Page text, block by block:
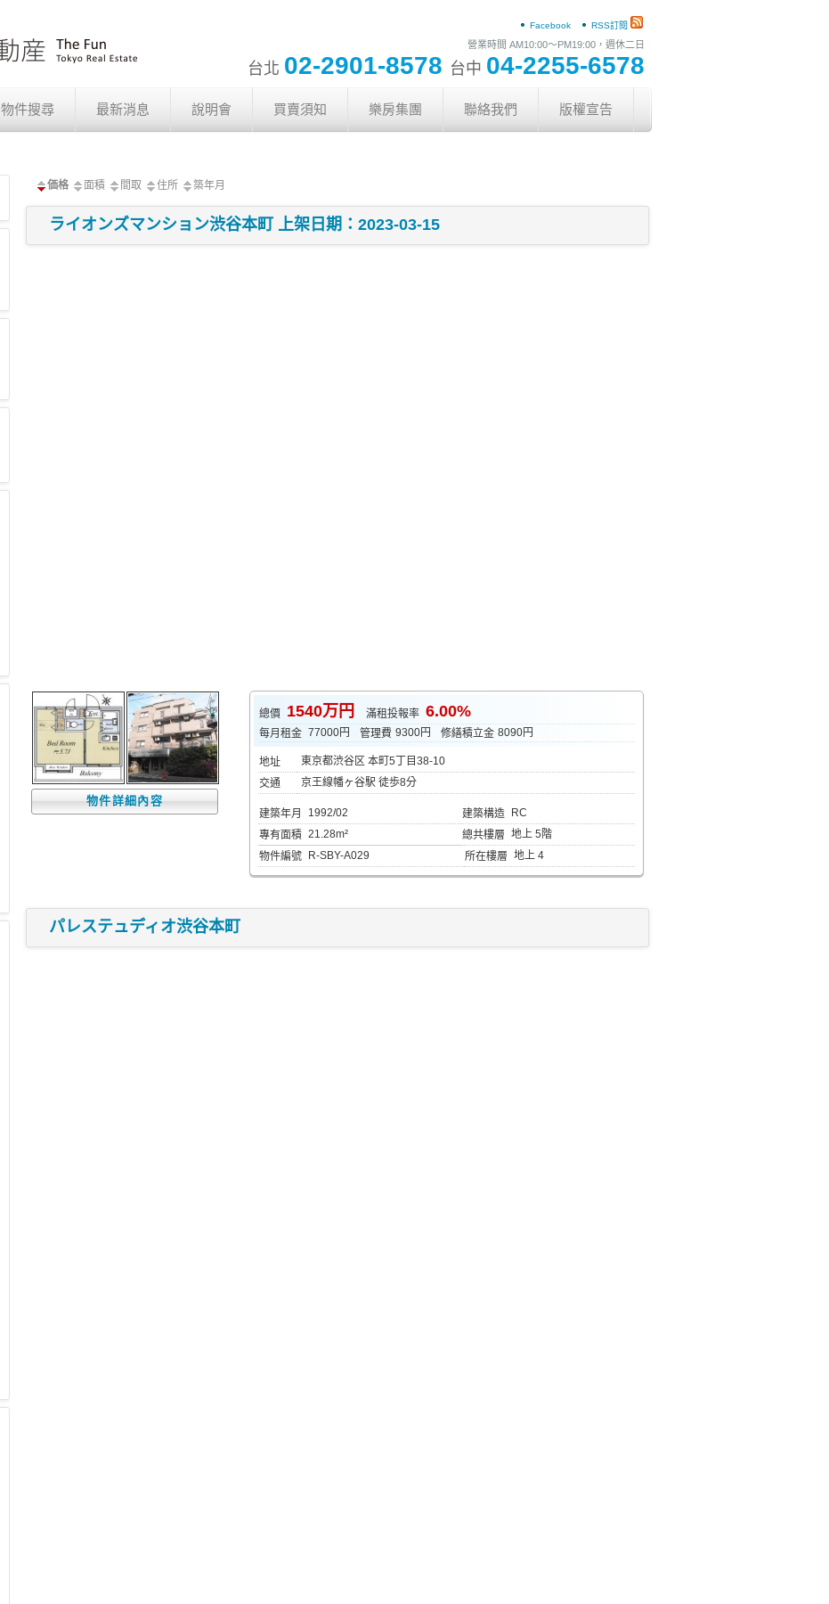
營業時間 AM10:00〜PM19:00，週休二日
台北 02-2901-8578 台中 04-2255-6578
Facebook RSS訂閱
物件搜尋 最新消息 說明會 買賣須知 樂房集團 聯絡我們 版權宣告
価格 面積 間取 住所 築年月
ライオンズマンション渋谷本町 上架日期：2023-03-15
物件詳細內容
總價 1540万円 滿租投報率 6.00%
每月租金 77000円 管理費 9300円 修繕積立金 8090円
地址
東京都渋谷区 本町5丁目38-10
交通
京王線幡ヶ谷駅 徒歩8分
建築年月 1992/02 建築構造
RC
專有面積 21.28m² 總共樓層 地上 5階
物件編號
R-SBY-A029 所在樓層 地上 4
パレステュディオ渋谷本町